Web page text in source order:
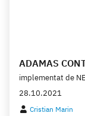
ADAMAS
implementat de
28.10.2021
Cristian Marin